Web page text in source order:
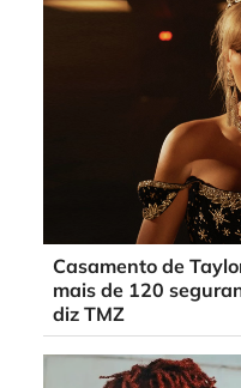
Casamento de
mais de 120
diz TMZ